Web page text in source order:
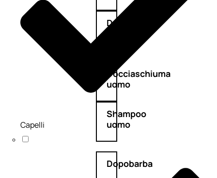
Detergente
Docciaschiuma
uomo
Shampoo
uomo
Dopobarba
Capelli